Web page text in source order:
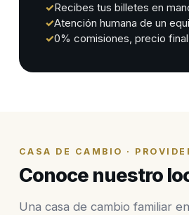
✓Recibes tus billetes en
✓Atención humana de un
✓0% comisiones, precio final
CASA DE CAMBIO ·
Conoce nuestro
Una casa de cambio familiar